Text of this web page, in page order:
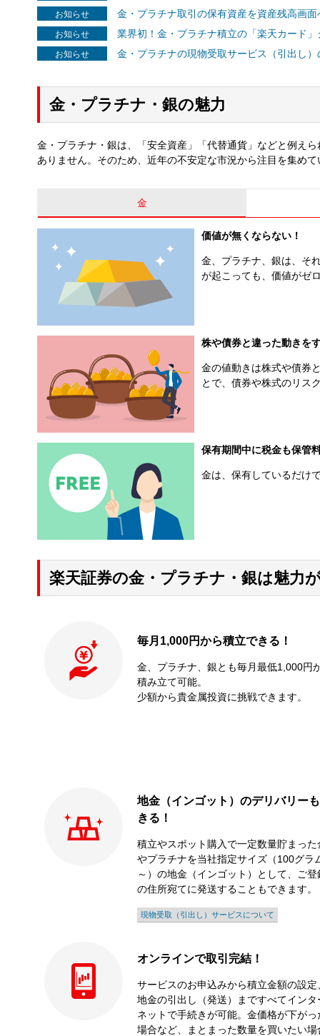
お知らせ 金・プラチナ取引の保有資産を資産残高画
お知らせ 業界初！金・プラチナ積立の「楽天カード
お知らせ 金・プラチナの現物受取サービス（引出し
金・プラチナ・銀の魅力
金・プラチナ・銀は、「安全資産」「代替通貨」などと例え
ありません。そのため、近年の不安定な市況から注目を集め
金
価値が無くならない！
金、プラチナ、銀は、そ
が起こっても、価値がゼ
株や債券と違った動きを
金の値動きは株式や債券
とで、債券や株式のリス
保有期間中に税金も保管
金は、保有しているだけ
楽天証券の金・プラチナ・銀は魅力
毎月1,000円から積立できる！
金、プラチナ、銀とも毎月最低1,000円
積み立て可能。
少額から貴金属投資に挑戦できます。
地金（インゴット）のデリバリー
きる！
積立やスポット購入で一定数量貯まった
やプラチナを当社指定サイズ（100グラ
～）の地金（インゴット）として、ご登
の住所宛てに発送することもできます。
現物受取（引出し）サービスについて
オンラインで取引完結！
サービスのお申込みから積立金額の設定
地金の引出し（発送）まですべてインタ
ネットで手続きが可能。金価格が下がっ
場合など、まとまった数量を買いたい場